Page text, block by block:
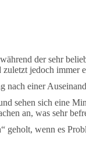
der sehr
jedoch immer
einer
sehen sich eine
an, was sehr
wenn es